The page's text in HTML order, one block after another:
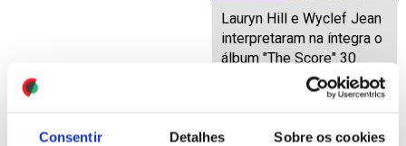
Consentir Detalhes Sobre os cookies
Lauryn Hill e Wyclef Jean
interpretaram na íntegra o
álbum "The Score" 30
anos após o lançamento